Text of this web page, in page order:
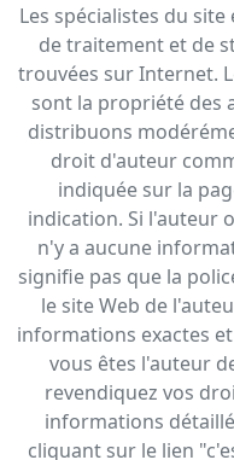
Les spécialistes du
de traitement et de
trouvées sur Internet.
sont la propriété des
distribuons
droit d'auteur
indiquée sur la
indication. Si l'auteur
n'y a aucune
signifie pas que la
le site Web de
informations exactes
vous êtes l'auteur
revendiquez vos
informations
cliquant sur le lien